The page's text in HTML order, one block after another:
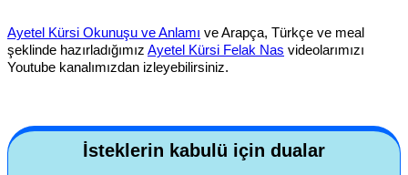
Ayetel Kürsi Okunuşu ve Anlamı ve Arapça, Türkçe ve meal
şeklinde hazırladığımız Ayetel Kürsi Felak Nas videolarımızı
Youtube kanalımızdan izleyebilirsiniz.
İsteklerin kabulü için dualar